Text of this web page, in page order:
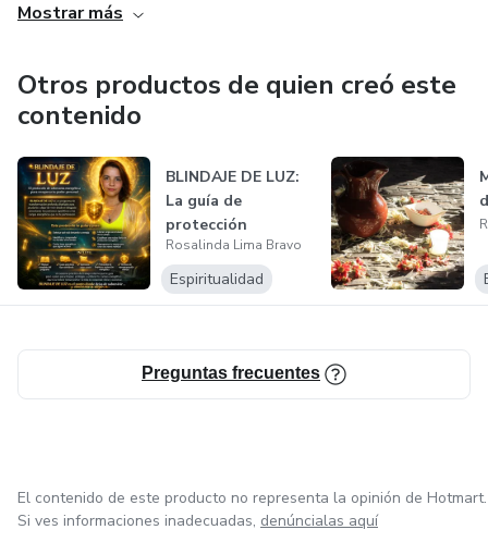
Mostrar más
Otros productos de quien creó este
contenido
BLINDAJE DE LUZ:
La guía de
protección
energética y
desparas...
Rosalinda Lima Bravo
Espiritualidad
Preguntas frecuentes
El contenido de este producto no representa la opinión de Hotmart.
Si ves informaciones inadecuadas, denúncialas aquí